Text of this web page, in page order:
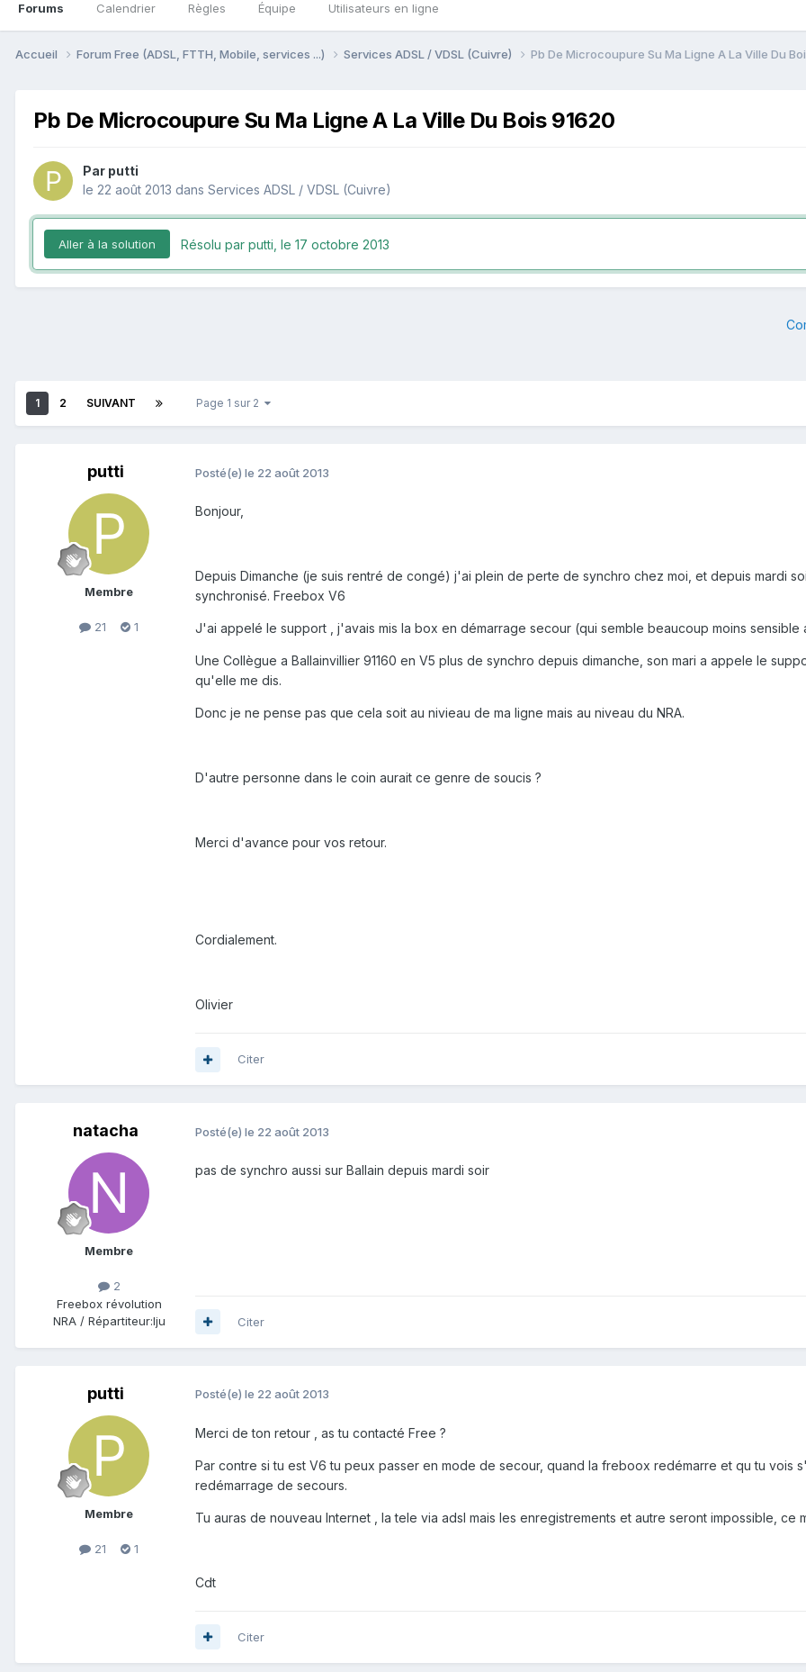
Forums Calendrier Règles Équipe Utilisateurs en ligne
Accueil Forum Free (ADSL, FTTH, Mobile, services ...) Services ADSL / VDSL (Cuivre) Pb De Microcoupure Su Ma Ligne A La Ville Du
Pb De Microcoupure Su Ma Ligne A La Ville Du Bois 91620
Par putti
le 22 août 2013 dans Services ADSL / VDSL (Cuivre)
Aller à la solution Résolu par putti, le 17 octobre 2013
1 2 SUIVANT Page 1 sur 2
putti
Membre
21 1
Posté(e) le 22 août 2013
Bonjour,
Depuis Dimanche (je suis rentré de congé) j'ai plein de perte de synchro chez moi, et depuis mardi
synchronisé. Freebox V6
J'ai appelé le support , j'avais mis la box en démarrage secour (qui semble beaucoup moins
Une Collègue a Ballainvillier 91160 en V5 plus de synchro depuis dimanche, son mari a appele le
qu'elle me dis.
Donc je ne pense pas que cela soit au nivieau de ma ligne mais au niveau du NRA.
D'autre personne dans le coin aurait ce genre de soucis ?
Merci d'avance pour vos retour.
Cordialement.
Olivier
Citer
natacha
Membre
2
Freebox révolution
NRA / Répartiteur:lju
Posté(e) le 22 août 2013
pas de synchro aussi sur Ballain depuis mardi soir
Citer
putti
Membre
21 1
Posté(e) le 22 août 2013
Merci de ton retour , as tu contacté Free ?
Par contre si tu est V6 tu peux passer en mode de secour, quand la freboox redémarre et qu tu vois
redémarrage de secours.
Tu auras de nouveau Internet , la tele via adsl mais les enregistrements et autre seront impossible,
Cdt
Citer